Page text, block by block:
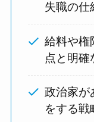
失職の仕
給料や権
点と明確
政治家が
をする戦